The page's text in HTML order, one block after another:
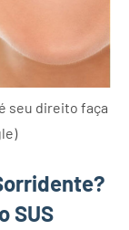
seu direito faça
SUS